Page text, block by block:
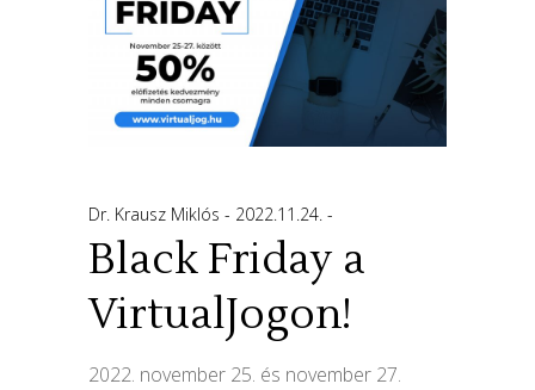
Dr. Krausz Miklós 2022.11.24.
Black Friday a
VirtualJogon!
2022. november 25. és november 27.